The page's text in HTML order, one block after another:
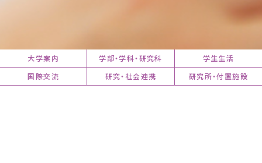
大学案内 学部・学科・研究科
学生生活
国際交流
研究・社会連携 研究所・付置施設